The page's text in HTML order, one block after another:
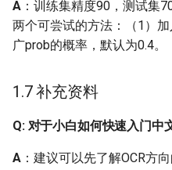
很大，为什么？
Q: PaddleOCR模型Python
端预测和C++预测结果不
一致？
A ：训练集精度90，测试集
两个可尝试的方法：（1）
广prob的概率，默认为0.4
1.7 补充资料
Q: 对于小白如何快速入门中
A ：建议可以先了解OCR方